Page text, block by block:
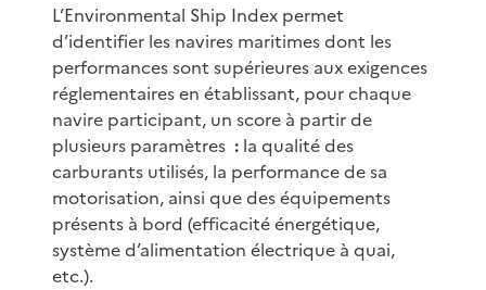
L’Environmental Ship Index permet
d’identifier les navires maritimes dont les
performances sont supérieures aux exigences
réglementaires en établissant, pour chaque
navire participant, un score à partir de
plusieurs paramètres : la qualité des
carburants utilisés, la performance de sa
motorisation, ainsi que des équipements
présents à bord (efficacité énergétique,
système d’alimentation électrique à quai,
etc.).